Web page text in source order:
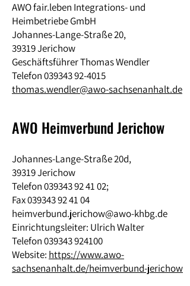
AWO fair.leben Integrations- und
Heimbetriebe GmbH
Johannes-Lange-Straße 20,
39319 Jerichow
Geschäftsführer Thomas Wendler
Telefon 039343 92-4015
thomas.wendler@awo-sachsenanhalt.de
AWO Heimverbund Jerichow
Johannes-Lange-Straße 20d,
39319 Jerichow
Telefon039343 92 41 02;
Fax 039343 92 41 04
heimverbund.jerichow@awo-khbg.de
Einrichtungsleiter: Ulrich Walter
Telefon039343 924100
Website: https://www.awo-
sachsenanhalt.de/heimverbund-jerichow